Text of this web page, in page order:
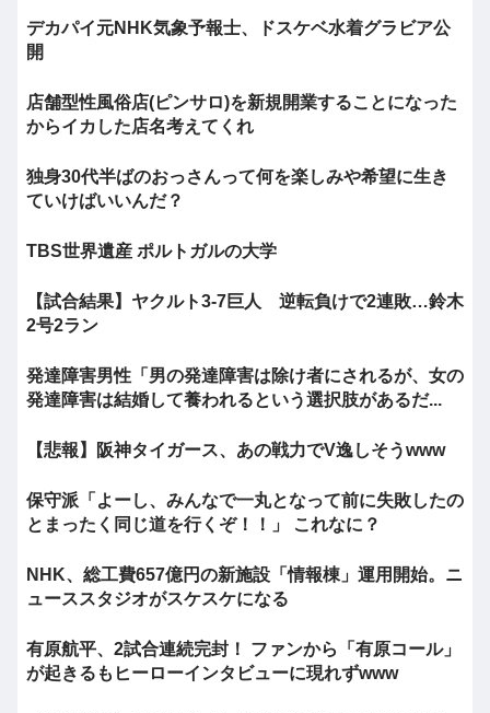
デカパイ元NHK気象予報士、ドスケベ水着グラビア公
開
店舗型性風俗店(ピンサロ)を新規開業することになった
からイカした店名考えてくれ
独身30代半ばのおっさんって何を楽しみや希望に生き
ていけばいいんだ？
TBS世界遺産 ポルトガルの大学
【試合結果】ヤクルト3-7巨人 逆転負けで2連敗…鈴木
2号2ラン
発達障害男性「男の発達障害は除け者にされるが、女の
発達障害は結婚して養われるという選択肢があるだ...
【悲報】阪神タイガース、あの戦力でV逸しそうwww
保守派「よーし、みんなで一丸となって前に失敗したの
とまったく同じ道を行くぞ！！」 これなに？
NHK、総工費657億円の新施設「情報棟」運用開始。ニ
ューススタジオがスケスケになる
有原航平、2試合連続完封！ ファンから「有原コール」
が起きるもヒーローインタビューに現れずwww